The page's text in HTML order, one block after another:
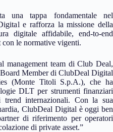
una tappa fondamentale nel
e rafforza la missione della
digitale affidabile, end-to-end
con le normative vigenti.
management team di Club Deal,
Member di ClubDeal Digital
(Monte Titoli S.p.A.), che ha
DLT per strumenti finanziari
internazionali. Con la sua
ClubDeal Digital è oggi ben
di riferimento per operatori
di private asset.”